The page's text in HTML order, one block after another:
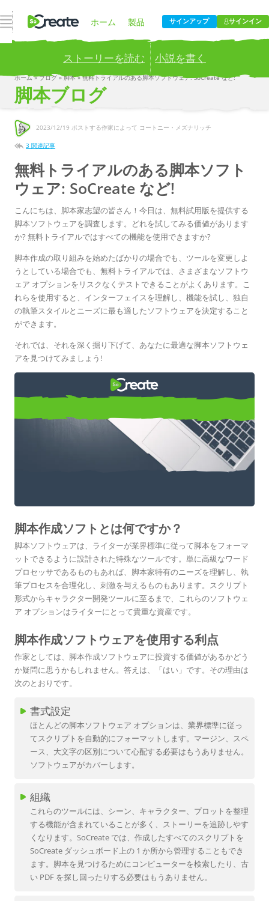
ナビゲーションを開く ホーム 製品
価格設定 ブログ
サインアップ サインイン
ストーリーを読む 小説を書く
Publish your stories to a global audience.
ホーム»ブログ»脚本»無料トライアルのある脚本ソフトウェア: SoCreate など!
脚本ブログ
2023/12/19 ポストする作家によって コートニー・メズナリッチ
3 関連記事
無料トライアルのある脚本ソフト
ウェア: SoCreate など!
こんにちは、脚本家志望の皆さん！今日は、無料試用版を提供する
脚本ソフトウェアを調査します。どれを試してみる価値があります
か? 無料トライアルではすべての機能を使用できますか?
脚本作成の取り組みを始めたばかりの場合でも、ツールを変更しよ
うとしている場合でも、無料トライアルでは、さまざまなソフトウ
ェア オプションをリスクなくテストできることがよくあります。こ
れらを使用すると、インターフェイスを理解し、機能を試し、独自
の執筆スタイルとニーズに最も適したソフトウェアを決定すること
ができます。
それでは、それを深く掘り下げて、あなたに最適な脚本ソフトウェ
アを見つけてみましょう!
無料試用版の脚本ソフトウェア
脚本作成ソフトとは何ですか？
脚本ソフトウェアは、ライターが業界標準に従って脚本をフォーマ
ットできるように設計された特殊なツールです。単に高級なワード
プロセッサであるものもあれば、脚本家特有のニーズを理解し、執
筆プロセスを合理化し、刺激を与えるものもあります。スクリプト
形式からキャラクター開発ツールに至るまで、これらのソフトウェ
ア オプションはライターにとって貴重な資産です。
脚本作成ソフトウェアを使用する利点
作家としては、脚本作成ソフトウェアに投資する価値があるかどう
か疑問に思うかもしれません。答えは、「はい」です。その理由は
次のとおりです。
書式設定
ほとんどの脚本ソフトウェア オプションは、業界標準に従っ
てスクリプトを自動的にフォーマットします。マージン、スペ
ース、大文字の区別について心配する必要はもうありません。
ソフトウェアがカバーします。
組織
これらのツールには、シーン、キャラクター、プロットを整理
する機能が含まれていることが多く、ストーリーを追跡しやす
くなります。SoCreate では、作成したすべてのスクリプトを
SoCreate ダッシュボード上の 1 か所から管理することもでき
ます。脚本を見つけるためにコンピューターを検索したり、古
い PDF を探し回ったりする必要はもうありません。